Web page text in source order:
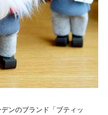
ンのブランド「ブティッ